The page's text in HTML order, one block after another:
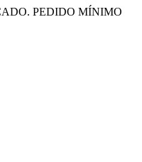
PEDIDO MÍNIMO